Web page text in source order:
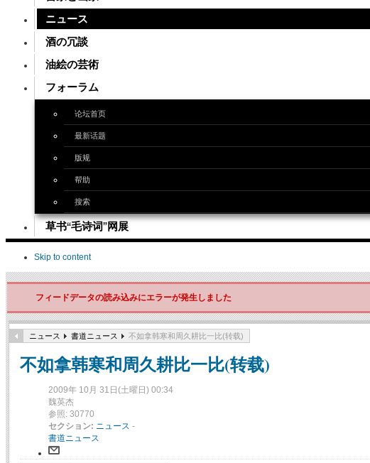
ニュース
酒の冗談
油絵の芸術
フォーラム
论坛首页
最新话题
版规
帮助
搜索
草书“毛诗词”网展
Skip to content
フィードデータの読み込みにエラーが発生しました
ニュース 書道ニュース 不如拿韩寒和周久耕比一比(转载)
不如拿韩寒和周久耕比一比(转载)
2009年 10月 31日(土曜日) 00:34
魏英杰
参照: 30770
セクション: ニュース -
書道ニュース